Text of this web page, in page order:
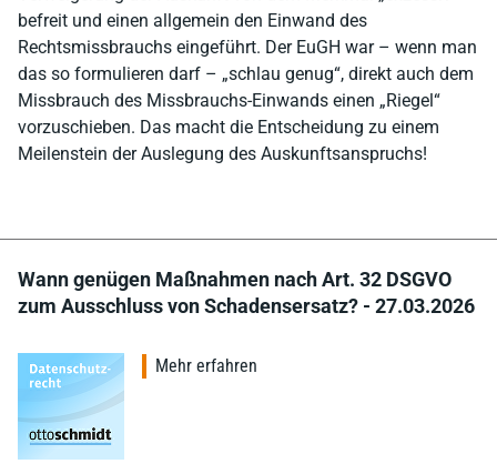
befreit und einen allgemein den Einwand des
Rechtsmissbrauchs eingeführt. Der EuGH war – wenn man
das so formulieren darf – „schlau genug“, direkt auch dem
Missbrauch des Missbrauchs-Einwands einen „Riegel“
vorzuschieben. Das macht die Entscheidung zu einem
Meilenstein der Auslegung des Auskunftsanspruchs!
Wann genügen Maßnahmen nach Art. 32 DSGVO
zum Ausschluss von Schadensersatz? - 27.03.2026
Mehr erfahren